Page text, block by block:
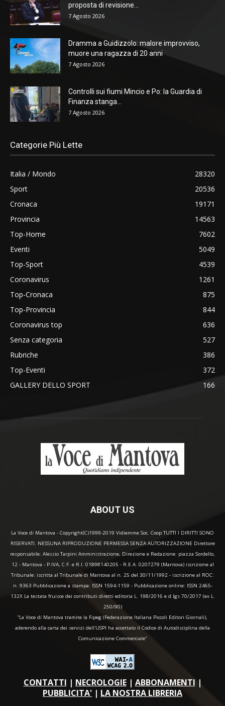
proposta di revisione...
7 Agosto 2026
Dramma a Guidizzolo: malore improvviso,
muore una ragazza di 20 anni
7 Agosto 2026
Controlli sui fiumi Mincio e Po: la Guardia di
Finanza stanga...
7 Agosto 2026
Categorie Più Lette
Italia / Mondo
28320
Sport
20536
Cronaca
19171
Provincia
14563
Top-Home
7602
Eventi
5049
Top-Sport
4539
Coronavirus
1261
Top-Cronaca
875
Top-Provincia
844
Coronavirus top
636
Senza categoria
527
Rubriche
386
Top-Eventi
372
GALLERY DELLO SPORT
166
ABOUT US
La Voce di Mantova - Copyright(C)1999-2019 Vidiemme Soc. Coop TUTTI I DIRITTI SONO
RISERVATI. NESSUNA RIPRODUZIONE PERMESSA SENZA AUTORIZZAZIONE Direttore
responsabile: Alessio Tarpini Amministrazione, Direzione e Redazione: piazza Sordello,
12 - Mantova - P.IVA, C.F. e R.I. 01898140205 - R.E.A. 0207279 (Mantova) iscrizione al
Tribunale: iscritta al Tribunale di Mantova al n. 25 del 30/11/1992 - iscrizione al ROC:
n. 9363 Pubblicazione a stampa: ISSN 1594-1159 - Pubblicazione online: ISSN 2465-
132X La testata fruisce dei contributi diretti editoria L. 198/2016 e d.lgs 70/2017 (ex L.
250/90)
“La Voce di Mantova tramite la Fipeg (Federazione Italiana Piccoli Editori Giornali),
aderendo alla carta dei servizi dell'USPI ha accettato il Codice di Autodisciplina della
Comunicazione Commerciale"
CONTATTI | NECROLOGIE| ABBONAMENTI |
PUBBLICITA' | LA NOSTRA LIBRERIA